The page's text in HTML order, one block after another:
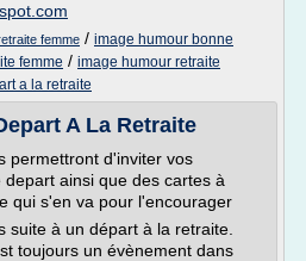
femme / image humour bonne
femme / image humour retraite
a la retraite
A La Retraite
permettront d'inviter vos
ainsi que des cartes à
qui s'en va pour l'encourager
suite à un départ à la retraite.
toujours un évènement dans